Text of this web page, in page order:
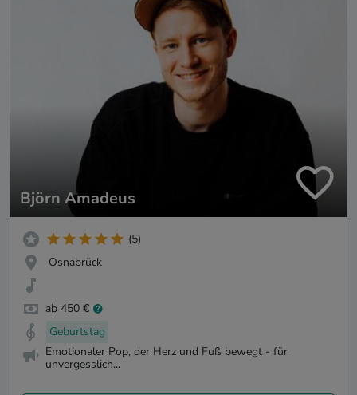
Björn Amadeus
(5)
Osnabrück
ab 450 €
Geburtstag
Emotionaler Pop, der Herz und Fuß bewegt - für
unvergesslich...